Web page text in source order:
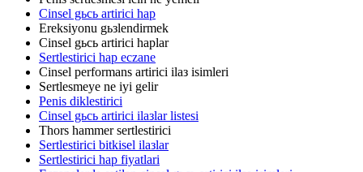
Cinsel gьcь artirici hap
Ereksiyonu gьзlendirmek
Cinsel gьcь artirici haplar
Sertlestirici hap eczane
Cinsel performans artirici ilaз isimleri
Sertlesmeye ne iyi gelir
Penis diklestirici
Cinsel gьcь artirici ilaзlar listesi
Thors hammer sertlestirici
Sertlestirici bitkisel ilaзlar
Sertlestirici hap fiyatlari